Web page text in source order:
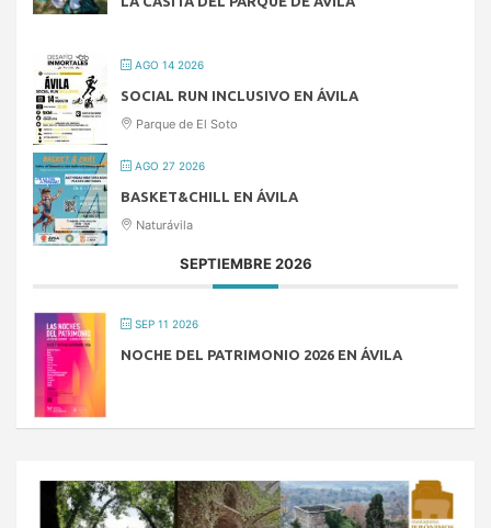
AGO 14 2026
SOCIAL RUN INCLUSIVO EN ÁVILA
Parque de El Soto
AGO 27 2026
BASKET&CHILL EN ÁVILA
Naturávila
SEPTIEMBRE 2026
SEP 11 2026
NOCHE DEL PATRIMONIO 2026 EN ÁVILA